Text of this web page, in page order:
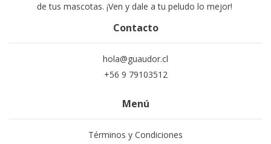
de tus mascotas. ¡Ven y dale a tu peludo lo mejor!
Contacto
hola@guaudor.cl
+56 9 79103512
Menú
Términos y Condiciones